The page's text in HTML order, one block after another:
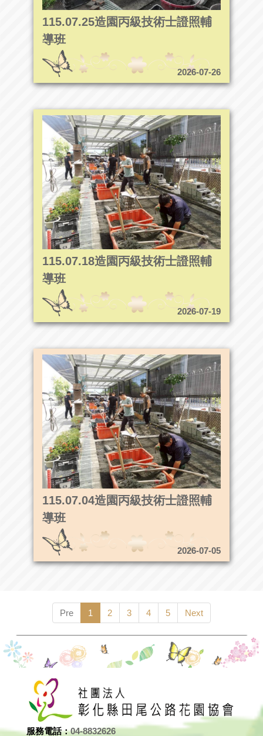
115.07.25造園丙級技術士證照輔
導班
2026-07-26
115.07.18造園丙級技術士證照輔
導班
2026-07-19
115.07.04造園丙級技術士證照輔
導班
2026-07-05
Pre 1 2 3 4 5 Next
服務電話：04-8832626